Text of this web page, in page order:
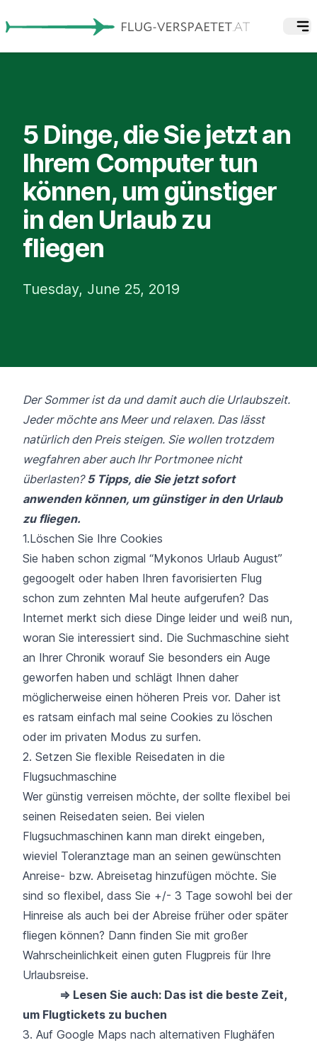
5 Dinge, die Sie jetzt an
Ihrem Computer tun
können, um günstiger
in den Urlaub zu
fliegen
Tuesday, June 25, 2019
Der Sommer ist da und damit auch die Urlaubszeit.
Jeder möchte ans Meer und relaxen. Das lässt
natürlich den Preis steigen. Sie wollen trotzdem
wegfahren aber auch Ihr Portmonee nicht
überlasten?5 Tipps, die Sie jetzt sofort
anwenden können, um günstiger in den Urlaub
zu fliegen.
1.Löschen Sie Ihre Cookies
Sie haben schon zigmal “Mykonos Urlaub August”
gegoogelt oder haben Ihren favorisierten Flug
schon zum zehnten Mal heute aufgerufen? Das
Internet merkt sich diese Dinge leider und weiß nun,
woran Sie interessiert sind. Die Suchmaschine sieht
an Ihrer Chronik worauf Sie besonders ein Auge
geworfen haben und schlägt Ihnen daher
möglicherweise einen höheren Preis vor. Daher ist
es ratsam einfach mal seine Cookies zu löschen
oder im privaten Modus zu surfen.
2. Setzen Sie flexible Reisedaten in die
Flugsuchmaschine
Wer günstig verreisen möchte, der sollte flexibel bei
seinen Reisedaten seien. Bei vielen
Flugsuchmaschinen kann man direkt eingeben,
wieviel Toleranztage man an seinen gewünschten
Anreise- bzw. Abreisetag hinzufügen möchte. Sie
sind so flexibel, dass Sie +/- 3 Tage sowohl bei der
Hinreise als auch bei der Abreise früher oder später
fliegen können? Dann finden Sie mit großer
Wahrscheinlichkeit einen guten Flugpreis für Ihre
Urlaubsreise.
⇒ Lesen Sie auch: Das ist die beste Zeit,
um Flugtickets zu buchen
3. Auf Google Maps nach alternativen Flughäfen